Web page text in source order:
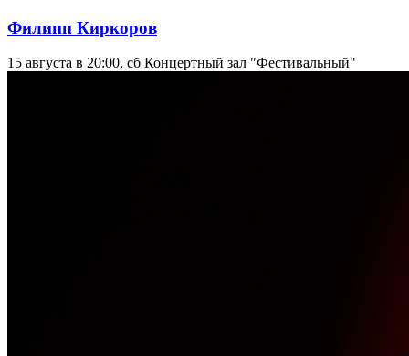
Филипп Киркоров
15 августа в 20:00, сб Концертный зал "Фестивальный"